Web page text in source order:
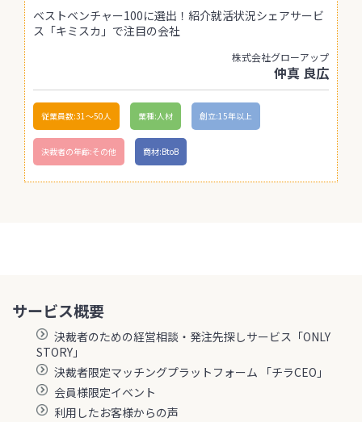
ベストベンチャー100に選出！紹介就活状況シェアサービ
ス「キミスカ」で注目の会社
株式会社グローアップ
仲真 良広
従業員数:31〜50人 業種:人材 創立:15年以上
決裁者の年齢:その他 商材:BtoB
サービス概要
決裁者のための経営相談・発注先探しサービス「ONLY
STORY」
決裁者限定マッチングプラットフォーム 「チラCEO」
会員様限定イベント
利用したお客様からの声